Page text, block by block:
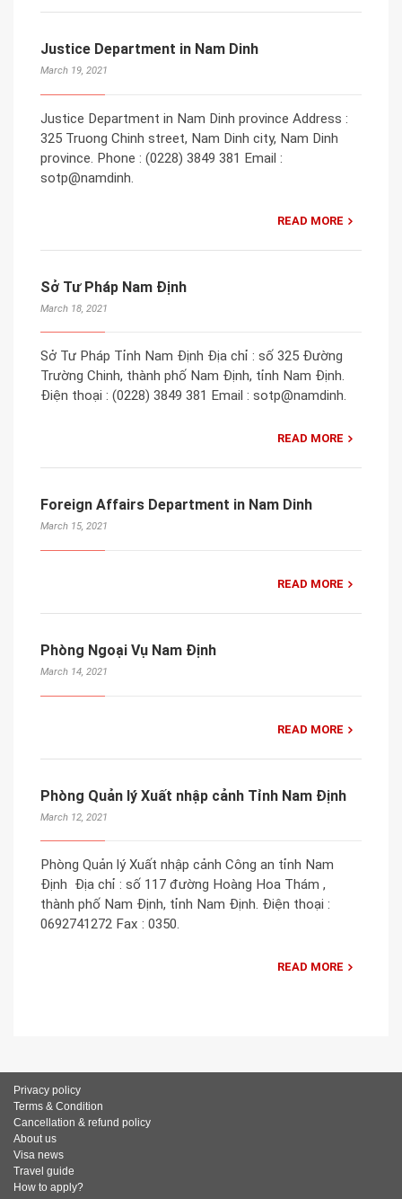
Justice Department in Nam Dinh
March 19, 2021
Justice Department in Nam Dinh province Address :
325 Truong Chinh street, Nam Dinh city, Nam Dinh
province. Phone : (0228) 3849 381 Email :
sotp@namdinh.
READ MORE
Sở Tư Pháp Nam Định
March 18, 2021
Sở Tư Pháp Tỉnh Nam Định Địa chỉ : số 325 Đường
Trường Chinh, thành phố Nam Định, tỉnh Nam Định.
Điện thoại : (0228) 3849 381 Email : sotp@namdinh.
READ MORE
Foreign Affairs Department in Nam Dinh
March 15, 2021
READ MORE
Phòng Ngoại Vụ Nam Định
March 14, 2021
READ MORE
Phòng Quản lý Xuất nhập cảnh Tỉnh Nam Định
March 12, 2021
Phòng Quản lý Xuất nhập cảnh Công an tỉnh Nam
Định Địa chỉ : số 117 đường Hoàng Hoa Thám ,
thành phố Nam Định, tỉnh Nam Định. Điện thoại :
0692741272 Fax : 0350.
READ MORE
Privacy policy
Terms & Condition
Cancellation & refund policy
About us
Visa news
Travel guide
How to apply?